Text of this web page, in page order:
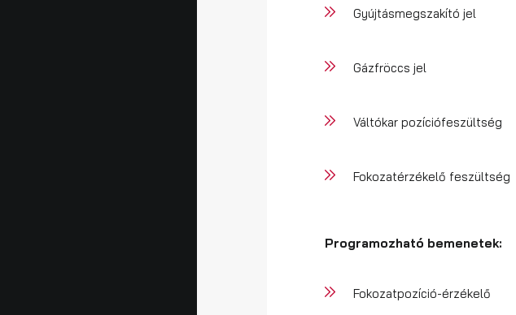
Gyújtásmegszakító jel
Gázfröccs jel
Váltókar pozíciófeszültség
Fokozatérzékelő feszültség
Programozható bemenetek:
Fokozatpozíció-érzékelő